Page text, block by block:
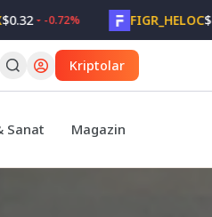
-0.72% FIGR_HELOC$1.05
Kriptolar
Sanat Magazin